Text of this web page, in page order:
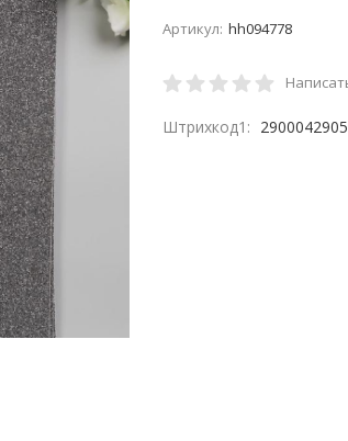
Артикул: hh094778
Штрихкод1: